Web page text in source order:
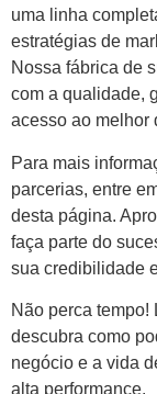
uma linha
estratégias de
Nossa fábrica de
com a qualidade,
acesso ao melhor
Para mais
parcerias, entre
desta página.
faça parte do
sua credibilidade
Não perca tempo!
descubra como
negócio e a vida
alta performance.